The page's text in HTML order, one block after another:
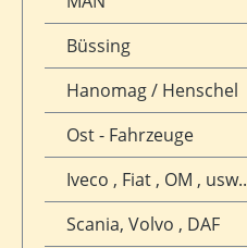
Büssing
Hanomag / Henschel
Ost - Fahrzeuge
Iveco , Fiat , OM , usw..
Scania, Volvo , DAF